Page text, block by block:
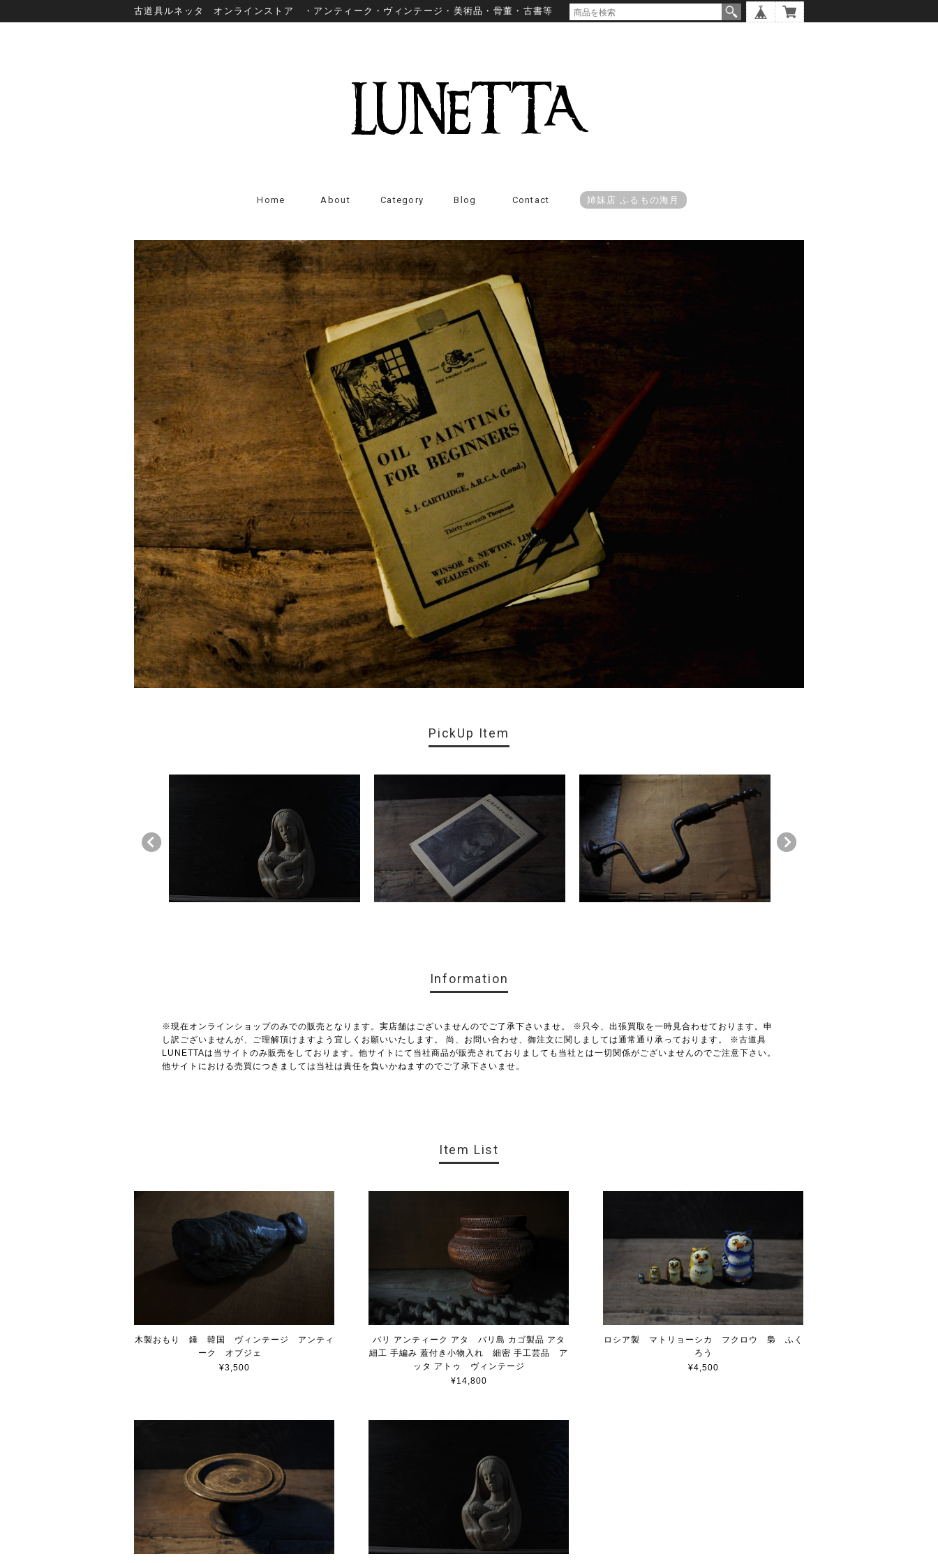
古道具ルネッタ オンラインストア ・アンティーク・ヴィンテージ・美術品・骨董・古書等
Home About Category Blog Contact 姉妹店 ふるもの海月
PickUp Item
Information
※現在オンラインショップのみでの販売となります。実店舗はございませんのでご了承下さいませ。 ※只今、出張買取を一時見合わせております。申
し訳ございませんが、ご理解頂けますよう宜しくお願いいたします。 尚、お問い合わせ、御注文に関しましては通常通り承っております。 ※古道具
LUNETTAは当サイトのみ販売をしております。他サイトにて当社商品が販売されておりましても当社とは一切関係がございませんのでご注意下さい。
他サイトにおける売買につきましては当社は責任を負いかねますのでご了承下さいませ。
Item List
木製おもり 錘 韓国 ヴィンテージ アンティ
ーク オブジェ
¥3,500
バリ アンティーク アタ バリ島 カゴ製品 アタ
細工 手編み 蓋付き小物入れ 細密 手工芸品 ア
ッタ アトゥ ヴィンテージ
¥14,800
ロシア製 マトリョーシカ フクロウ 梟 ふく
ろう
¥4,500